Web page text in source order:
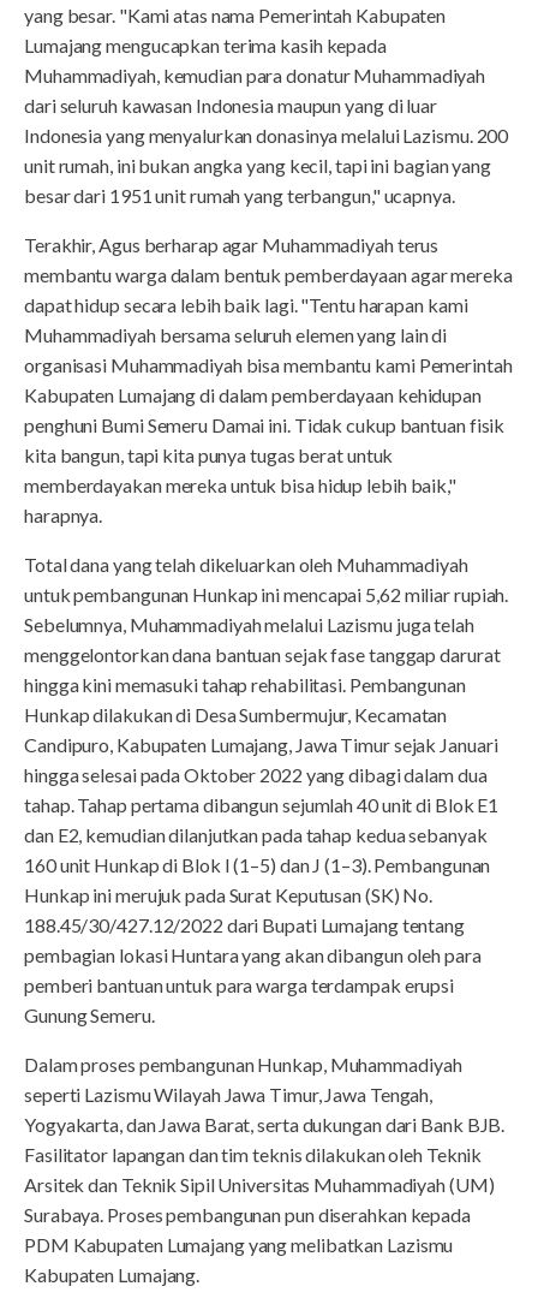
yang besar. "Kami atas nama Pemerintah Kabupaten
Lumajang mengucapkan terima kasih kepada
Muhammadiyah, kemudian para donatur Muhammadiyah
dari seluruh kawasan Indonesia maupun yang di luar
Indonesia yang menyalurkan donasinya melalui Lazismu. 200
unit rumah, ini bukan angka yang kecil, tapi ini bagian yang
besar dari 1951 unit rumah yang terbangun," ucapnya.
Terakhir, Agus berharap agar Muhammadiyah terus
membantu warga dalam bentuk pemberdayaan agar mereka
dapat hidup secara lebih baik lagi. "Tentu harapan kami
Muhammadiyah bersama seluruh elemen yang lain di
organisasi Muhammadiyah bisa membantu kami Pemerintah
Kabupaten Lumajang di dalam pemberdayaan kehidupan
penghuni Bumi Semeru Damai ini. Tidak cukup bantuan fisik
kita bangun, tapi kita punya tugas berat untuk
memberdayakan mereka untuk bisa hidup lebih baik,"
harapnya.
Total dana yang telah dikeluarkan oleh Muhammadiyah
untuk pembangunan Hunkap ini mencapai 5,62 miliar rupiah.
Sebelumnya, Muhammadiyah melalui Lazismu juga telah
menggelontorkan dana bantuan sejak fase tanggap darurat
hingga kini memasuki tahap rehabilitasi. Pembangunan
Hunkap dilakukan di Desa Sumbermujur, Kecamatan
Candipuro, Kabupaten Lumajang, Jawa Timur sejak Januari
hingga selesai pada Oktober 2022 yang dibagi dalam dua
tahap. Tahap pertama dibangun sejumlah 40 unit di Blok E1
dan E2, kemudian dilanjutkan pada tahap kedua sebanyak
160 unit Hunkap di Blok I (1–5) dan J (1–3). Pembangunan
Hunkap ini merujuk pada Surat Keputusan (SK) No.
188.45/30/427.12/2022 dari Bupati Lumajang tentang
pembagian lokasi Huntara yang akan dibangun oleh para
pemberi bantuan untuk para warga terdampak erupsi
Gunung Semeru.
Dalam proses pembangunan Hunkap, Muhammadiyah
seperti Lazismu Wilayah Jawa Timur, Jawa Tengah,
Yogyakarta, dan Jawa Barat, serta dukungan dari Bank BJB.
Fasilitator lapangan dan tim teknis dilakukan oleh Teknik
Arsitek dan Teknik Sipil Universitas Muhammadiyah (UM)
Surabaya. Proses pembangunan pun diserahkan kepada
PDM Kabupaten Lumajang yang melibatkan Lazismu
Kabupaten Lumajang.